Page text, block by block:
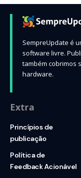
SempreUpdate é
software livre.
também cobrimos
hardware.
Extra
Princípios de
publicação
Política de
Feedback Acionável